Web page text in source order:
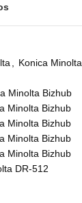
Konica Minolta
Minolta Bizhub
Minolta Bizhub
Minolta Bizhub
Minolta Bizhub
Minolta Bizhub
DR-512